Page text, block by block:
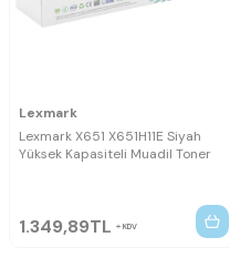
Lexmark
Lexmark X651 X651H11E Siyah
Yüksek Kapasiteli Muadil Toner
1.349,89TL KDV